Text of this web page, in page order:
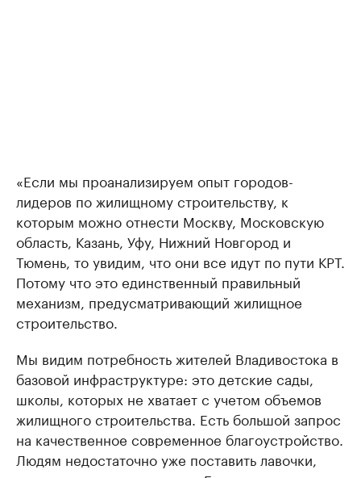
«Если мы проанализируем опыт городов-
лидеров по жилищному строительству, к
которым можно отнести Москву, Московскую
область, Казань, Уфу, Нижний Новгород и
Тюмень, то увидим, что они все идут по пути КРТ.
Потому что это единственный правильный
механизм, предусматривающий жилищное
строительство.
Мы видим потребность жителей Владивостока в
базовой инфраструктуре: это детские сады,
школы, которых не хватает с учетом объемов
жилищного строительства. Есть большой запрос
на качественное современное благоустройство.
Людям недостаточно уже поставить лавочки,